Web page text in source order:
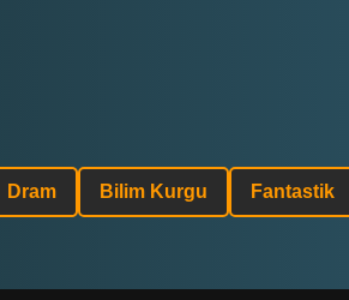
Dram Bilim Kurgu Fantastik